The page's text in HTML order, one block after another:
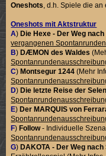
Oneshots, d.h. Spiele die
Oneshots mit Aktstruktur
A)Die Hexe - Der Weg
vergangenen
B)DÆMON des Waldes
C)Montsegur 1244 (Mehr
D)Die letzte Reise der
E)Der MARQUIS von
F)Follow- Individuelle
G)DAKOTA - Der Weg nach